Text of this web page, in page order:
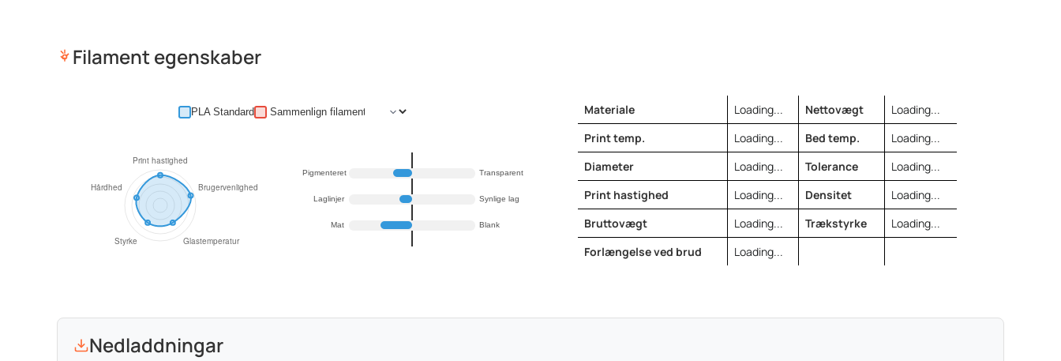
Filament egenskaber
PLA Standard
Pigmenteret Transparent
Laglinjer Synlige lag
Mat Blank
Materiale Loading... Nettovægt
Loading...
Print temp.
Loading... Bed temp.
Loading...
Diameter
Loading... Tolerance
Loading...
Print hastighed
Loading... Densitet
Loading...
Bruttovægt
Loading... Trækstyrke
Loading...
Forlængelse ved brud
Loading...
Nedladdningar